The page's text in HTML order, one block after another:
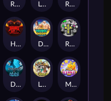
Reign of Rome Le Bandit Rad Maxx
Hounds Of Hell Divine Drop RIP City
Dynasty of Death Le Digger Magic Piggy OG